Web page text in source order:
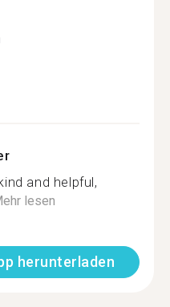
and helpful,
lesen
herunterladen